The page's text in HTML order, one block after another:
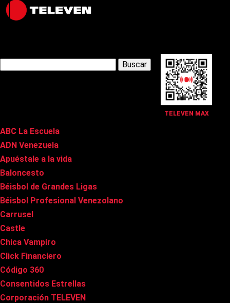
TELEVEN MAX
Latest Posts
ABC La Escuela
ADN Venezuela
Apuéstale a la vida
Baloncesto
Béisbol de Grandes Ligas
Béisbol Profesional Venezolano
Carrusel
Castle
Chica Vampiro
Click Financiero
Código 360
Consentidos Estrellas
Corporación TELEVEN